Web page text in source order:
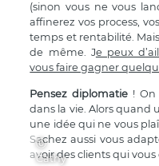
(sinon vous ne vous
affinerez vos process,
temps et rentabilité.
de même. Je peux
vous faire gagner
Pensez diplomatie ! On
dans la vie. Alors quand
une idée qui ne vous
Sachez aussi vous
avoir des clients qui
Ⓒ
Cathy